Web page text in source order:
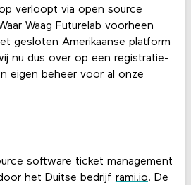
verloopt via open source
Waag Futurelab voorheen
gesloten Amerikaanse platform
nu dus over op een registratie-
eigen beheer voor al onze
software ticket management
het Duitse bedrijf rami.io. De